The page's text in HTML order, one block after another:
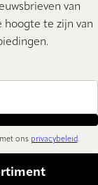
van
hoogte te zijn van
ons privacybeleid.